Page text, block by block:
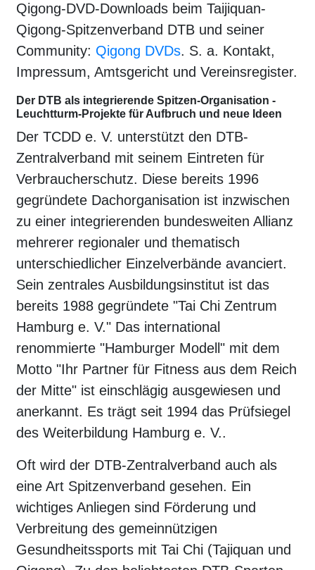
Qigong-DVD-Downloads beim Taijiquan-
Qigong-Spitzenverband DTB und seiner
Community: Qigong DVDs. S. a. Kontakt,
Impressum, Amtsgericht und Vereinsregister.
Der DTB als integrierende Spitzen-Organisation -
Leuchtturm-Projekte für Aufbruch und neue Ideen
Der TCDD e. V. unterstützt den DTB-
Zentralverband mit seinem Eintreten für
Verbraucherschutz. Diese bereits 1996
gegründete Dachorganisation ist inzwischen
zu einer integrierenden bundesweiten Allianz
mehrerer regionaler und thematisch
unterschiedlicher Einzelverbände avanciert.
Sein zentrales Ausbildungsinstitut ist das
bereits 1988 gegründete "Tai Chi Zentrum
Hamburg e. V." Das international
renommierte "Hamburger Modell" mit dem
Motto "Ihr Partner für Fitness aus dem Reich
der Mitte" ist einschlägig ausgewiesen und
anerkannt. Es trägt seit 1994 das Prüfsiegel
des Weiterbildung Hamburg e. V..
Oft wird der DTB-Zentralverband auch als
eine Art Spitzenverband gesehen. Ein
wichtiges Anliegen sind Förderung und
Verbreitung des gemeinnützigen
Gesundheitssports mit Tai Chi (Tajiquan und